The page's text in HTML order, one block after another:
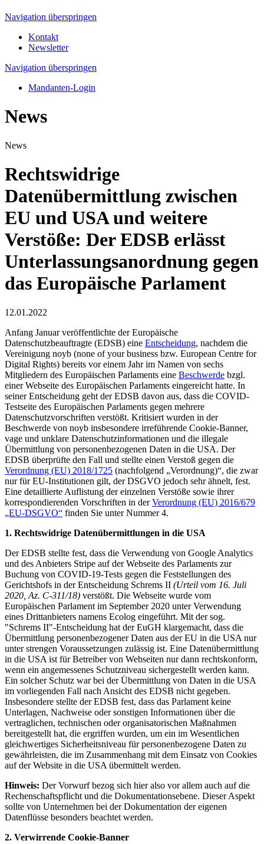
Navigation überspringen
Kontakt
Newsletter
Navigation überspringen
Mandanten-Login
News
News
Rechtswidrige
Datenübermittlung zwischen
EU und USA und weitere
Verstöße: Der EDSB erlässt
Unterlassungsanordnung gegen
das Europäische Parlament
12.01.2022
Anfang Januar veröffentlichte der Europäische
Datenschutzbeauftragte (EDSB) eine Entscheidung, nachdem die
Vereinigung noyb (none of your business bzw. European Centre for
Digital Rights) bereits vor einem Jahr im Namen von sechs
Mitgliedern des Europäischen Parlaments eine Beschwerde bzgl.
einer Webseite des Europäischen Parlaments eingereicht hatte. In
seiner Entscheidung geht der EDSB davon aus, dass die COVID-
Testseite des Europäischen Parlaments gegen mehrere
Datenschutzvorschriften verstößt. Kritisiert wurden in der
Beschwerde von noyb insbesondere irreführende Cookie-Banner,
vage und unklare Datenschutzinformationen und die illegale
Übermittlung von personenbezogenen Daten in die USA. Der
EDSB überprüfte den Fall und stellte einen Verstoß gegen die
Verordnung (EU) 2018/1725 (nachfolgend „Verordnung)“, die zwar
nur für EU-Institutionen gilt, der DSGVO jedoch sehr ähnelt, fest.
Eine detaillierte Auflistung der einzelnen Verstöße sowie ihrer
korrespondierenden Vorschriften in derVerordnung (EU) 2016/679
„EU-DSGVO“ finden Sie unter Nummer 4.
1. Rechtswidrige Datenübermittlungen in die USA
Der EDSB stellte fest, dass die Verwendung von Google Analytics
und des Anbieters Stripe auf der Webseite des Parlaments zur
Buchung von COVID-19-Tests gegen die Feststellungen des
Gerichtshofs in der Entscheidung Schrems II (Urteil vom 16. Juli
2020, Az. C-311/18) verstößt. Die Webseite wurde vom
Europäischen Parlament im September 2020 unter Verwendung
eines Drittanbieters namens Ecolog eingeführt. Mit der sog.
"Schrems II"-Entscheidung hat der EuGH klargemacht, dass die
Übermittlung personenbezogener Daten aus der EU in die USA nur
unter strengen Voraussetzungen zulässig ist. Eine Datenübermittlung
in die USA ist für Betreiber von Webseiten nur dann rechtskonform,
wenn ein angemessenes Schutzniveau sichergestellt werden kann.
Ein solcher Schutz war bei der Übermittlung von Daten in die USA
im vorliegenden Fall nach Ansicht des EDSB nicht gegeben.
Insbesondere stellte der EDSB fest, dass das Parlament keine
Unterlagen, Nachweise oder sonstigen Informationen über die
vertraglichen, technischen oder organisatorischen Maßnahmen
bereitgestellt hat, die ergriffen wurden, um ein im Wesentlichen
gleichwertiges Sicherheitsniveau für personenbezogene Daten zu
gewährleisten, die im Zusammenhang mit dem Einsatz von Cookies
auf der Website in die USA übermittelt werden.
Hinweis: Der Vorwurf bezog sich hier also vor allem auch auf die
Rechenschaftspflicht und die Dokumentationsebene. Dieser Aspekt
sollte von Unternehmen bei der Dokumentation der eigenen
Datenflüsse besonders beachtet werden.
2. Verwirrende Cookie-Banner